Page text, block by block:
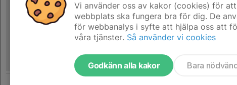
Vi använder oss av kakor (cookies) för
webbplats ska fungera bra för dig. De
för webbanalys i syfte att hjälpa oss att
våra tjänster. Så använder vi cookies
Godkänn alla kakor Bara